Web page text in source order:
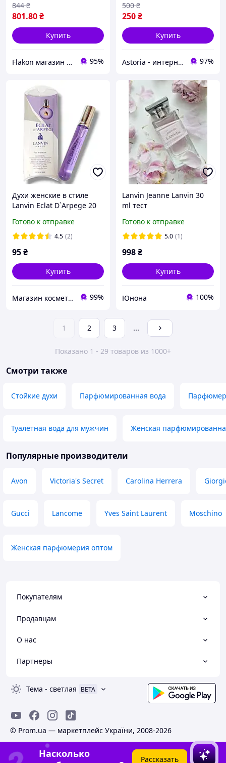
801.80₴
844 ₴
Купить
Flakon магазин оригинальной парфюмерии 95%
250₴
500 ₴
Купить
Astoria - интернет-магазин косметики и парфюмерии 97%
Духи женские в стиле
Lanvin Eclat D`Arpege 20
Готово к отправке
4.5 (2)
95₴
Купить
Магазин косметики и парфюмерии "FAЙNA.BEAUTY" 99%
Lanvin Jeanne Lanvin 30
ml тест
Готово к отправке
5.0 (1)
998₴
Купить
Юнона 100%
1 2 3 ...
Показано 1 - 29 товаров из 1000+
Смотри также
Стойкие духи Парфюмированная вода
Туалетная вода для мужчин Женская
Популярные производители
Avon Victoria's Secret Carolina Herrera
Gucci Lancome Yves Saint Laurent Moschino
Женская парфюмерия оптом
Покупателям
Продавцам
О нас
Партнеры
Тема - светлая BETA
© Prom.ua — маркетплейс України, 2008-2026
Насколько
Рассказать